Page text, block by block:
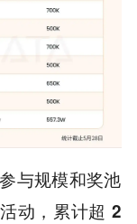
与规模和奖池
动，累计超 2